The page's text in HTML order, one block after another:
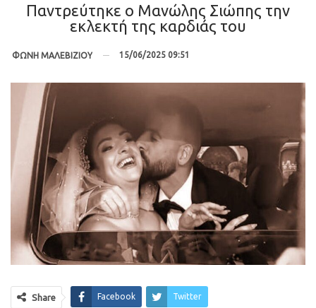
Παντρεύτηκε ο Μανώλης Σιώπης την
εκλεκτή της καρδιάς του
ΦΩΝΗ ΜΑΛΕΒΙΖΙΟΥ 15/06/2025 09:51
Share Facebook Twitter